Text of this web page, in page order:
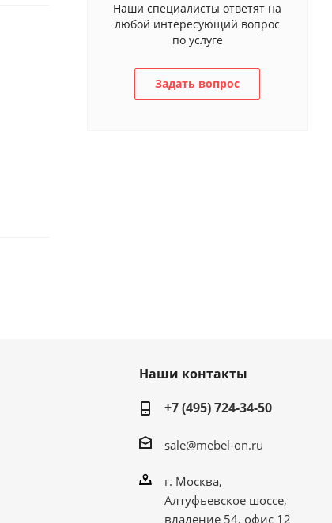
Наши специалисты ответят на
любой интересующий вопрос
по услуге
Задать вопрос
Наши контакты
+7 (495) 724-34-50
sale@mebel-on.ru
г. Москва,
Алтуфьевское шоссе,
владение 54, офис 12